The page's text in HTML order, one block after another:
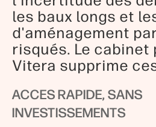
les baux longs et
d'aménagement
risqués. Le cabinet
Vitera supprime
ACCES RAPIDE, SANS
INVESTISSEMENTS